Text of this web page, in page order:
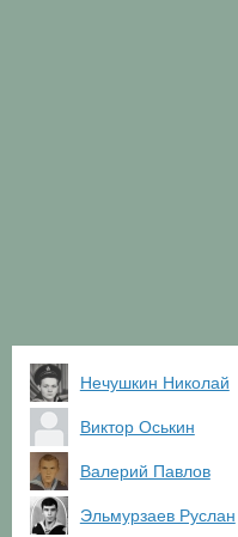
Нечушкин Николай
Виктор Оськин
Валерий Павлов
Эльмурзаев Руслан